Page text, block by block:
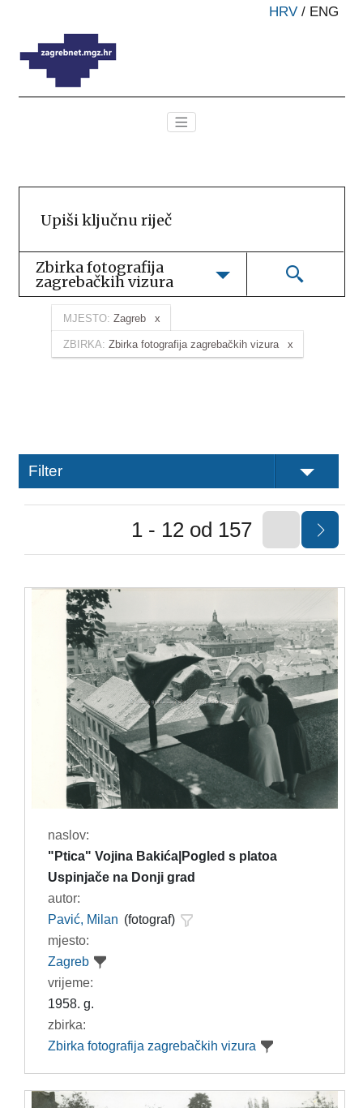
HRV / ENG
Zbirka fotografija
zagrebačkih vizura
MJESTO: Zagreb
ZBIRKA: Zbirka fotografija zagrebačkih vizura
Filter
1 - 12 od 157
naslov:
"Ptica" Vojina Bakića|Pogled s platoa
Uspinjače na Donji grad
autor:
Pavić, Milan (fotograf)
mjesto:
Zagreb
vrijeme:
1958. g.
zbirka:
Zbirka fotografija zagrebačkih vizura